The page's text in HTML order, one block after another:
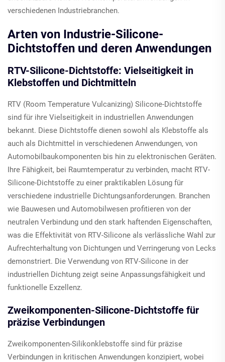
verschiedenen Industriebranchen.
Arten von Industrie-Silicone-
Dichtstoffen und deren Anwendungen
RTV-Silicone-Dichtstoffe: Vielseitigkeit in
Klebstoffen und Dichtmitteln
RTV (Room Temperature Vulcanizing) Silicone-Dichtstoffe
sind für ihre Vielseitigkeit in industriellen Anwendungen
bekannt. Diese Dichtstoffe dienen sowohl als Klebstoffe als
auch als Dichtmittel in verschiedenen Anwendungen, von
Automobilbaukomponenten bis hin zu elektronischen Geräten.
Ihre Fähigkeit, bei Raumtemperatur zu verbinden, macht RTV-
Silicone-Dichtstoffe zu einer praktikablen Lösung für
verschiedene industrielle Dichtungsanforderungen. Branchen
wie Bauwesen und Automobilwesen profitieren von der
neutralen Verbindung und den stark haftenden Eigenschaften,
was die Effektivität von RTV-Silicone als verlässliche Wahl zur
Aufrechterhaltung von Dichtungen und Verringerung von Lecks
demonstriert. Die Verwendung von RTV-Silicone in der
industriellen Dichtung zeigt seine Anpassungsfähigkeit und
funktionelle Exzellenz.
Zweikomponenten-Silicone-Dichtstoffe für
präzise Verbindungen
Zweikomponenten-Silikonklebstoffe sind für präzise
Verbindungen in kritischen Anwendungen konzipiert, wobei